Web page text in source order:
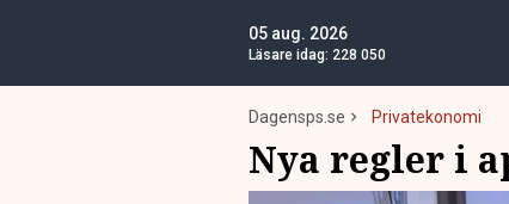
05 aug. 2026
Läsare idag: 228 050
Dagensps.se Privatekonomi
Nya regler i